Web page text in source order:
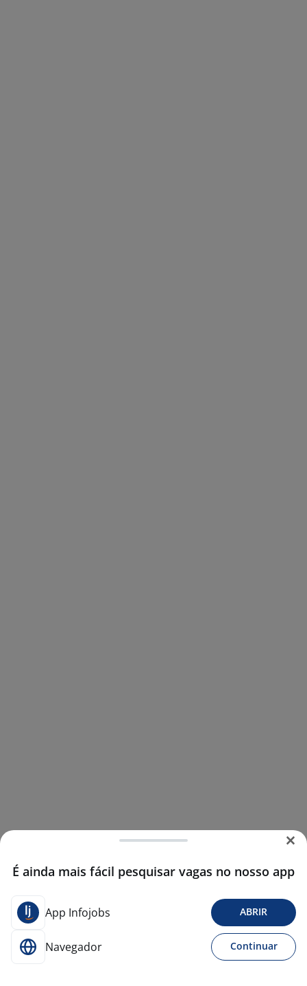
É ainda mais fácil pesquisar vagas no nosso app
App Infojobs ABRIR
Navegador Continuar